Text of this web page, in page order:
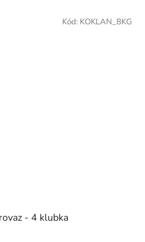
- 4 klubka
Kód: KOKLAN_8KG